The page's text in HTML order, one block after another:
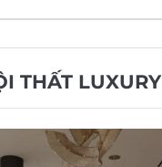
THẤT LUXURY